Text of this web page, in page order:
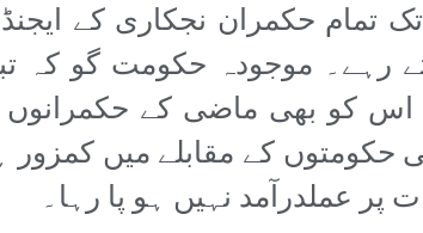
تمام حکمران نجکاری کے
رہے۔ موجودہ حکومت گو کہ
اس کو بھی ماضی کے
کے مقابلے میں
پر عملدرآمد نہیں ہو پا رہا۔